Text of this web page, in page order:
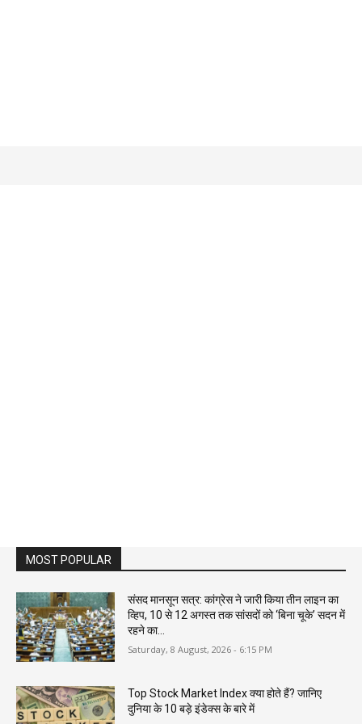
MOST POPULAR
संसद मानसून सत्र: कांग्रेस ने जारी किया तीन लाइन का
व्हिप, 10 से 12 अगस्त तक सांसदों को ‘बिना चूके’ सदन में
रहने का...
Saturday, 8 August, 2026 - 6:15 PM
Top Stock Market Index क्या होते हैं? जानिए
दुनिया के 10 बड़े इंडेक्स के बारे में